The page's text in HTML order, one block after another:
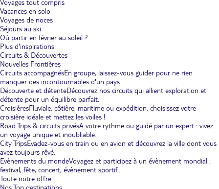
Voyages tout compris
Vacances en solo
Voyages de noces
Séjours au ski
Où partir en février au soleil ?
Plus d'inspirations
Circuits & Découvertes
Nouvelles Frontières
Circuits accompagnésEn groupe, laissez-vous guider pour ne rien
manquer des incontournables d'un pays.
Découverte et détenteDécouvrez nos circuits qui allient exploration et
détente pour un équilibre parfait.
CroisièresFluviale, côtière, maritime ou expédition, choisissez votre
croisière idéale et mettez les voiles !
Road Trips & circuits privésA votre rythme ou guidé par un expert : vivez
un voyage unique et inoubliable.
City TripsEvadez-vous en train ou en avion et découvrez la ville dont vous
avez toujours rêvé.
Evènements du mondeVoyagez et participez à un évènement mondial :
festival, fête, concert, évènement sportif...
Toute notre offre